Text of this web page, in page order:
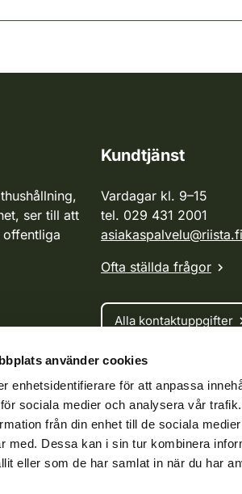
använder cookies
enhetsidentifierare för att anpassa
sociala medier och analysera vår
från din enhet till de sociala
med. Dessa kan i sin tur kombinera
eller som de har samlat in när du har
ser till att
Kundtjänst
Vardagar kl. 9–15
tel. 029 431 2001
asiakaspalvelu@riista.fi
Ofta ställda frågor
Alla kontaktuppgifter
Jaktkort
Oma riista -tjänsten
Ansökan om licenser